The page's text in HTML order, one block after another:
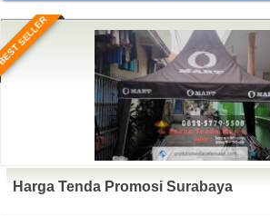
SELLER
Harga Tenda Promosi Surabaya